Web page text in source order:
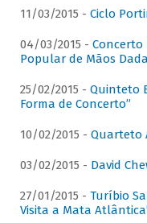
11/03/2015 - Ciclo
04/03/2015 - Concerto
Popular de Mãos
25/02/2015 - Quinteto
Forma de Concerto”
10/02/2015 - Quarteto
03/02/2015 - David
27/01/2015 - Turíbio
Visita a Mata